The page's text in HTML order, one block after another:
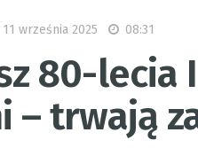
11 września 2025 08:31
80-lecia
– trwają